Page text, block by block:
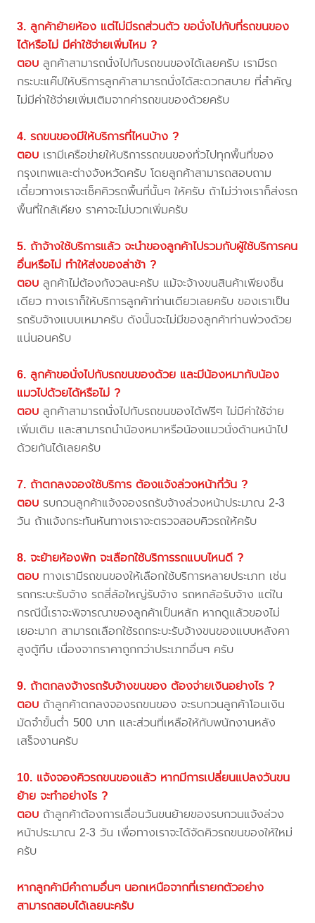
3. ลูกค้าย้ายห้อง แต่ไม่มีรถส่วนตัว ขอนั่งไปกับที่รถขนของ
ได้หรือไม่ มีค่าใช้จ่ายเพิ่มไหม ?
ตอบ ลูกค้าสามารถนั่งไปกับรถขนของได้เลยครับ เรามีรถ
กระบะแค๊ปให้บริการลูกค้าสามารถนั่งได้สะดวกสบาย ที่สำคัญ
ไม่มีค่าใช้จ่ายเพิ่มเติมจากค่ารถขนของด้วยครับ
4. รถขนของมีให้บริการที่ไหนบ้าง ?
ตอบ เรามีเครือข่ายให้บริการรถขนของทั่วไปทุกพื้นที่ของ
กรุงเทพและต่างจังหวัดครับ โดยลูกค้าสามารถสอบถาม
เดี๋ยวทางเราจะเช็คคิวรถพื้นที่นั้นๆ ให้ครับ ถ้าไม่ว่างเราก็ส่งรถ
พื้นที่ใกล้เคียง ราคาจะไม่บวกเพิ่มครับ
5. ถ้าจ้างใช้บริการแล้ว จะนำของลูกค้าไปรวมกับผู้ใช้บริการคน
อื่นหรือไม่ ทำให้ส่งของล่าช้า ?
ตอบ ลูกค้าไม่ต้องกังวลนะครับ แม้จะจ้างขนสินค้าเพียงชิ้น
เดียว ทางเราก็ให้บริการลูกค้าท่านเดียวเลยครับ ของเราเป็น
รถรับจ้างแบบเหมาครับ ดังนั้นจะไม่มีของลูกค้าท่านพ่วงด้วย
แน่นอนครับ
6. ลูกค้าขอนั่งไปกับรถขนของด้วย และมีน้องหมากับน้อง
แมวไปด้วยได้หรือไม่ ?
ตอบ ลูกค้าสามารถนั่งไปกับรถขนของได้ฟรีๆ ไม่มีค่าใช้จ่าย
เพิ่มเติม และสามารถนำน้องหมาหรือน้องแมวนั่งด้านหน้าไป
ด้วยกันได้เลยครับ
7. ถ้าตกลงจองใช้บริการ ต้องแจ้งล่วงหน้ากี่วัน ?
ตอบ รบกวนลูกค้าแจ้งจองรถรับจ้างล่วงหน้าประมาณ 2-3
วัน ถ้าแจ้งกระทันหันทางเราจะตรวจสอบคิวรถให้ครับ
8. จะย้ายห้องพัก จะเลือกใช้บริการรถแบบไหนดี ?
ตอบ ทางเรามีรถขนของให้เลือกใช้บริการหลายประเภท เช่น
รถกระบะรับจ้าง รถสี่ล้อใหญ่รับจ้าง รถหกล้อรับจ้าง แต่ใน
กรณีนี้เราจะพิจารณาของลูกค้าเป็นหลัก หากดูแล้วของไม่
เยอะมาก สามารถเลือกใช้รถกระบะรับจ้างขนของแบบหลังคา
สูงตู้ทึบ เนื่องจากราคาถูกกว่าประเภทอื่นๆ ครับ
9. ถ้าตกลงจ้างรถรับจ้างขนของ ต้องจ่ายเงินอย่างไร ?
ตอบ ถ้าลูกค้าตกลงจองรถขนของ จะรบกวนลูกค้าโอนเงิน
มัดจำขั้นต่ำ 500 บาท และส่วนที่เหลือให้กับพนักงานหลัง
เสร็จงานครับ
10. แจ้งจองคิวรถขนของแล้ว หากมีการเปลี่ยนแปลงวันขน
ย้าย จะทำอย่างไร ?
ตอบ ถ้าลูกค้าต้องการเลื่อนวันขนย้ายของรบกวนแจ้งล่วง
หน้าประมาณ 2-3 วัน เพื่อทางเราจะได้จัดคิวรถขนของให้ใหม่
ครับ
หากลูกค้ามีคำถามอื่นๆ นอกเหนือจากที่เรายกตัวอย่าง
สามารถสอบได้เลยนะครับ